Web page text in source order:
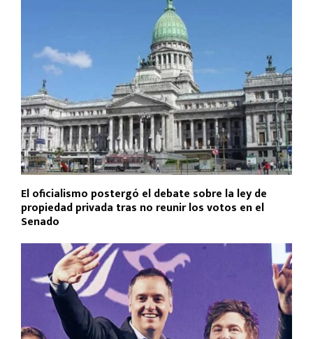
El oficialismo postergó el debate sobre la ley de
propiedad privada tras no reunir los votos en el
Senado